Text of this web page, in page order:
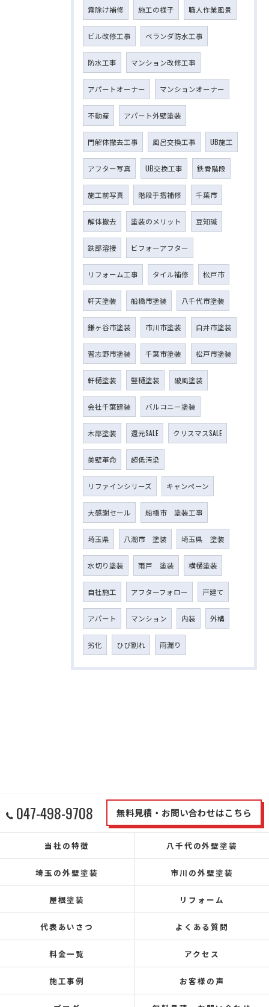
霧除け補修 施工の様子 職人作業風景
ビル改修工事 ベランダ防水工事
防水工事 マンション改修工事
アパートオーナー マンションオーナー
不動産 アパート外壁塗装
門解体撤去工事 風呂交換工事 UB施工
アフター写真 UB交換工事 鉄骨階段
施工前写真 階段手摺補修 千葉市
解体撤去 塗装のメリット 豆知識
鉄部溶接 ビフォーアフター
リフォーム工事 タイル補修 松戸市
軒天塗装 船橋市塗装 八千代市塗装
鎌ヶ谷市塗装 市川市塗装 白井市塗装
習志野市塗装 千葉市塗装 松戸市塗装
軒樋塗装 竪樋塗装 破風塗装
会社千葉建装 バルコニー塗装
木部塗装 還元SALE クリスマスSALE
美壁革命 超低汚染
リファインシリーズ キャンペーン
大感謝セール 船橋市 塗装工事
埼玉県 八潮市 塗装 埼玉県 塗装
水切り塗装 雨戸 塗装 横樋塗装
自社施工 アフターフォロー 戸建て
アパート マンション 内装 外構
劣化 ひび割れ 雨漏り
047-498-9708 無料見積・お問い合わせはこちら
当社の特徴 八千代の外壁塗装
埼玉の外壁塗装 市川の外壁塗装
屋根塗装 リフォーム
代表あいさつ よくある質問
料金一覧 アクセス
施工事例 お客様の声